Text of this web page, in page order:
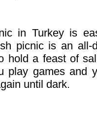
in Turkey is
picnic is an all-
hold a feast of
play games and
until dark.